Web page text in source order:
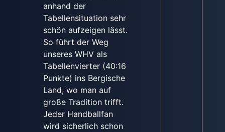
anhand der
Tabellensituation sehr
schön aufzeigen lässt.
So führt der Weg
unseres WHV als
Tabellenvierter (40:16
Punkte) ins Bergische
Land, wo man auf
große Tradition trifft.
Jeder Handballfan
wird sicherlich schon